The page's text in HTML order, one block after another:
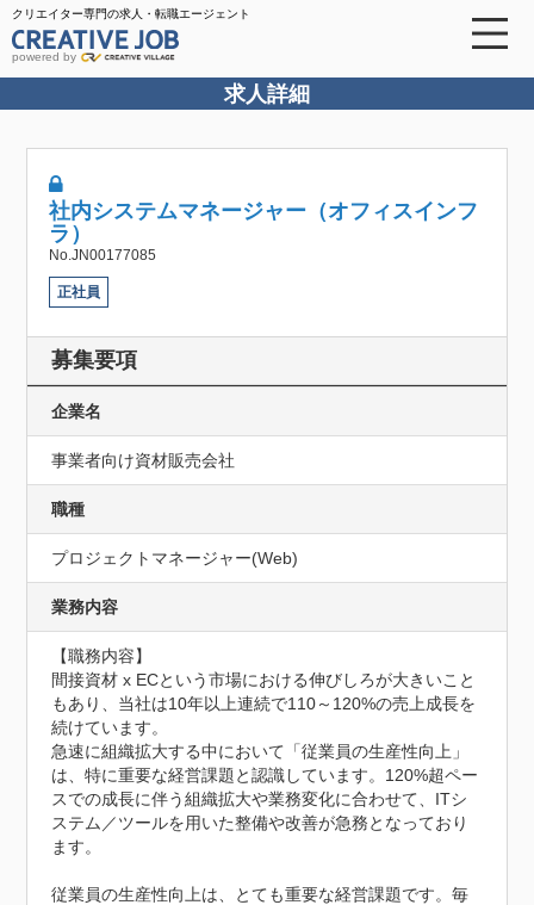
クリエイター専門の求人・転職エージェント
powered by
求人詳細
社内システムマネージャー（オフィスインフ
ラ）
No.JN00177085
正社員
募集要項
企業名
事業者向け資材販売会社
職種
プロジェクトマネージャー(Web)
業務内容
【職務内容】
間接資材 x ECという市場における伸びしろが大きいこと
もあり、当社は10年以上連続で110～120%の売上成長を
続けています。
急速に組織拡大する中において「従業員の生産性向上」
は、特に重要な経営課題と認識しています。120%超ペー
スでの成長に伴う組織拡大や業務変化に合わせて、ITシ
ステム／ツールを用いた整備や改善が急務となっており
ます。
従業員の生産性向上は、とても重要な経営課題です。毎